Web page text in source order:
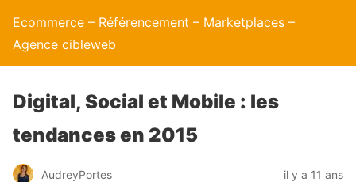
Ecommerce – Référencement – Marketplaces –
Agence cibleweb
Digital, Social et Mobile : les
tendances en 2015
AudreyPortes il y a 11 ans